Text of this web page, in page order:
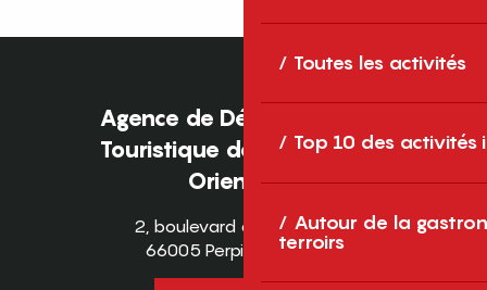
Toutes les activités
Top 10 des activités
Autour de la
terroirs
Agence de Développement
Touristique des Pyrénées-
Orientales
2, boulevard des Pyrénées
66005 Perpignan Cedex